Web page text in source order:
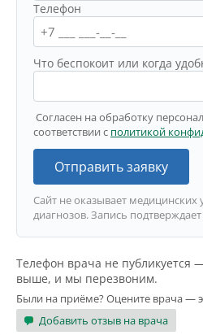
Телефон
Что беспокоит или когда
Согласен на обработку
соответствии с политикой
Отправить заявку
Сайт не оказывает медицинских
диагнозов. Запись
Телефон врача не публикуется
выше, и мы перезвоним.
Были на приёме? Оцените врача —
Добавить отзыв на врача